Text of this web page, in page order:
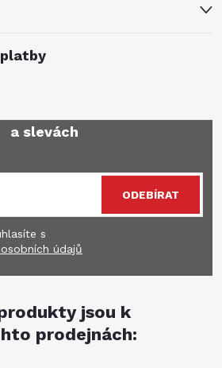
a slevách
s
údajů
ODEBÍRAT
jsou k
prodejnách: